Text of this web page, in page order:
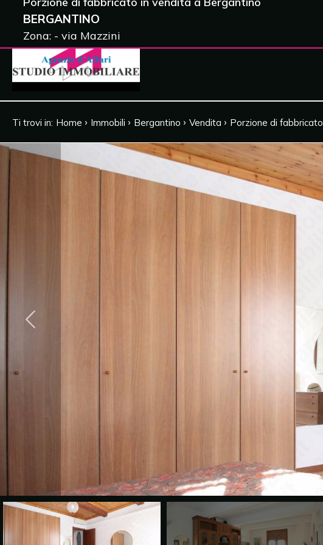
Tel:+39 3463661858 info@studio-immobiliare.it
BERGANTINO
Zona: - via Mazzini
Ti trovi in: Home › Immobili › Bergantino › Vendita › Porzione di fabbricato
HOME
CHI
SERVIZI
Codice
Qualsiasi
Vendita
Qualsiasi
Residenziali